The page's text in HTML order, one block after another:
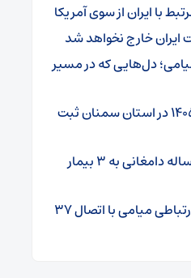
با ایران از سوی آمریکا
ایران خارج نخواهد شد
دل‌هایی که در مسیر
۸۰۱ نفر برای حج تمتع ۱۴۰۵ در استان سمنان ثبت
اهدای اعضای کودک ۶ ساله دامغانی به ۳ بیمار
توسعه زیرساخت‌های ارتباطی میامی با اتصال ۳۷